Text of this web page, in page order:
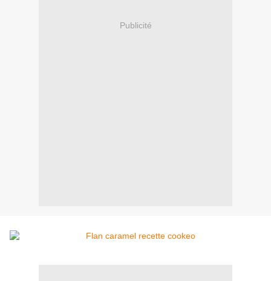
Publicité